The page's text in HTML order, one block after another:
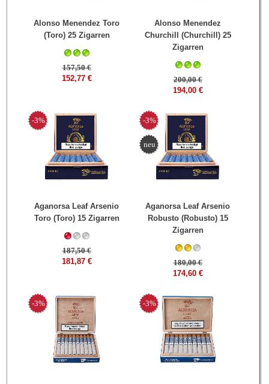
Alonso Menendez Toro
(Toro) 25 Zigarren
157,50 €
152,77 €
Alonso Menendez
Churchill (Churchill) 25
Zigarren
200,00 €
194,00 €
Aganorsa Leaf Arsenio
Toro (Toro) 15 Zigarren
187,50 €
181,87 €
-3%
Aganorsa Leaf Arsenio
Robusto (Robusto) 15
Zigarren
180,00 €
174,60 €
-3%
neu
-3% -3%